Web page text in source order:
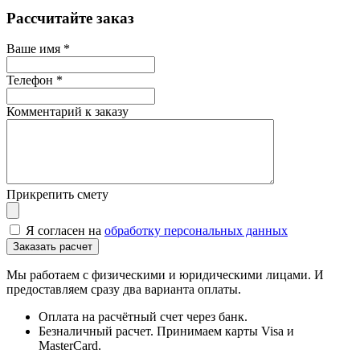
Рассчитайте заказ
Ваше имя *
Телефон *
Комментарий к заказу
Прикрепить смету
Я согласен на обработку персональных данных
Мы работаем с физическими и юридическими лицами. И
предоставляем сразу два варианта оплаты.
Оплата на расчётный счет через банк.
Безналичный расчет. Принимаем карты Visa и
MasterCard.